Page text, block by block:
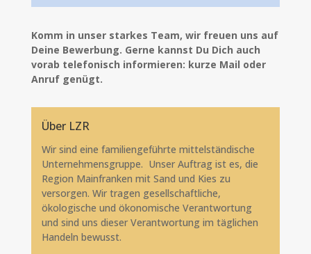
Komm in unser starkes Team, wir freuen uns auf
Deine Bewerbung. Gerne kannst Du Dich auch
vorab telefonisch informieren: kurze Mail oder
Anruf genügt.
Über LZR
Wir sind eine familiengeführte mittelständische
Unternehmensgruppe. Unser Auftrag ist es, die
Region Mainfranken mit Sand und Kies zu
versorgen. Wir tragen gesellschaftliche,
ökologische und ökonomische Verantwortung
und sind uns dieser Verantwortung im täglichen
Handeln bewusst.